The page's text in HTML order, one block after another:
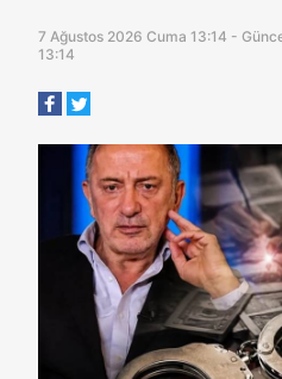
7 Ağustos 2026 Cuma 13:14 -
13:14